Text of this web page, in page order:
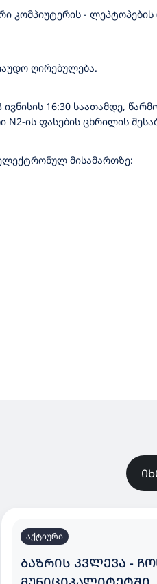
- ლეპტოპების
ღირებულება.
16:30 საათამდე,
ის ფასების ცხრილის
მისამართზე:
აქტიური
ᲑᲐᲖᲠᲘᲡ ᲙᲕᲚᲔᲕᲐ -